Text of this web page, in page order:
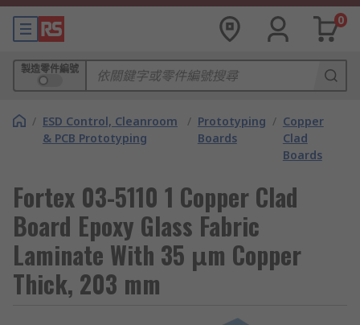
0
製造零件編號
/ ESD Control, Cleanroom
& PCB Prototyping
/ Prototyping
Boards
/ Copper
Clad
Boards
Fortex 03-5110 1 Copper Clad
Board Epoxy Glass Fabric
Laminate With 35 μm Copper
Thick, 203 mm